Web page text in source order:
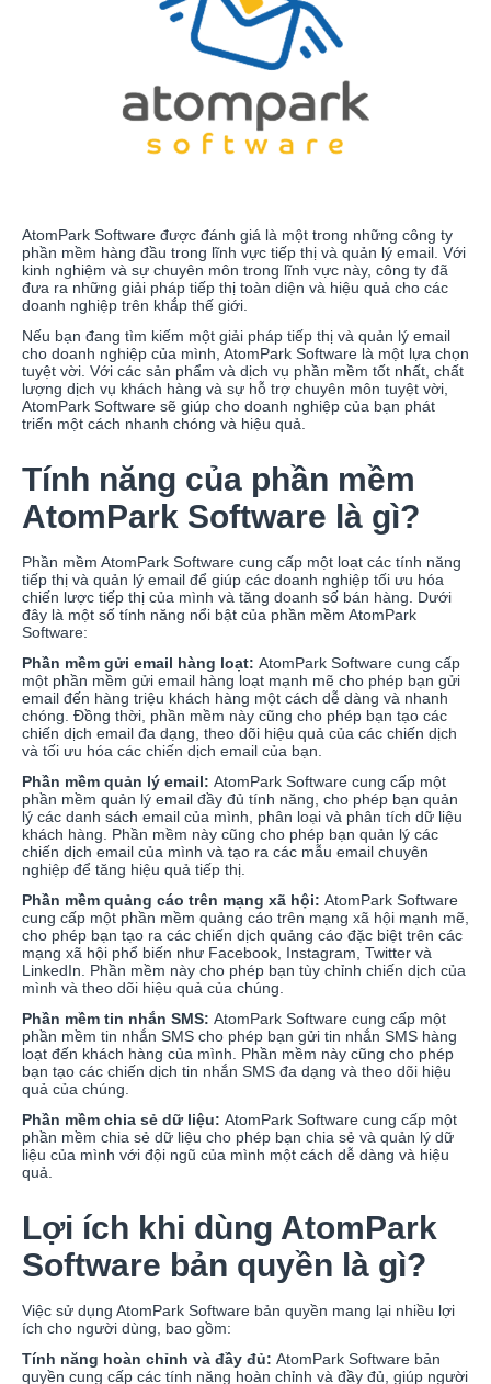
AtomPark Software được đánh giá là một trong những công ty
phần mềm hàng đầu trong lĩnh vực tiếp thị và quản lý email. Với
kinh nghiệm và sự chuyên môn trong lĩnh vực này, công ty đã
đưa ra những giải pháp tiếp thị toàn diện và hiệu quả cho các
doanh nghiệp trên khắp thế giới.
Nếu bạn đang tìm kiếm một giải pháp tiếp thị và quản lý email
cho doanh nghiệp của mình, AtomPark Software là một lựa chọn
tuyệt vời. Với các sản phẩm và dịch vụ phần mềm tốt nhất, chất
lượng dịch vụ khách hàng và sự hỗ trợ chuyên môn tuyệt vời,
AtomPark Software sẽ giúp cho doanh nghiệp của bạn phát
triển một cách nhanh chóng và hiệu quả.
Tính năng của phần mềm
AtomPark Software là gì?
Phần mềm AtomPark Software cung cấp một loạt các tính năng
tiếp thị và quản lý email để giúp các doanh nghiệp tối ưu hóa
chiến lược tiếp thị của mình và tăng doanh số bán hàng. Dưới
đây là một số tính năng nổi bật của phần mềm AtomPark
Software:
Phần mềm gửi email hàng loạt: AtomPark Software cung cấp
một phần mềm gửi email hàng loạt mạnh mẽ cho phép bạn gửi
email đến hàng triệu khách hàng một cách dễ dàng và nhanh
chóng. Đồng thời, phần mềm này cũng cho phép bạn tạo các
chiến dịch email đa dạng, theo dõi hiệu quả của các chiến dịch
và tối ưu hóa các chiến dịch email của bạn.
Phần mềm quản lý email: AtomPark Software cung cấp một
phần mềm quản lý email đầy đủ tính năng, cho phép bạn quản
lý các danh sách email của mình, phân loại và phân tích dữ liệu
khách hàng. Phần mềm này cũng cho phép bạn quản lý các
chiến dịch email của mình và tạo ra các mẫu email chuyên
nghiệp để tăng hiệu quả tiếp thị.
Phần mềm quảng cáo trên mạng xã hội: AtomPark Software
cung cấp một phần mềm quảng cáo trên mạng xã hội mạnh mẽ,
cho phép bạn tạo ra các chiến dịch quảng cáo đặc biệt trên các
mạng xã hội phổ biến như Facebook, Instagram, Twitter và
LinkedIn. Phần mềm này cho phép bạn tùy chỉnh chiến dịch của
mình và theo dõi hiệu quả của chúng.
Phần mềm tin nhắn SMS: AtomPark Software cung cấp một
phần mềm tin nhắn SMS cho phép bạn gửi tin nhắn SMS hàng
loạt đến khách hàng của mình. Phần mềm này cũng cho phép
bạn tạo các chiến dịch tin nhắn SMS đa dạng và theo dõi hiệu
quả của chúng.
Phần mềm chia sẻ dữ liệu: AtomPark Software cung cấp một
phần mềm chia sẻ dữ liệu cho phép bạn chia sẻ và quản lý dữ
liệu của mình với đội ngũ của mình một cách dễ dàng và hiệu
quả.
Lợi ích khi dùng AtomPark
Software bản quyền là gì?
Việc sử dụng AtomPark Software bản quyền mang lại nhiều lợi
ích cho người dùng, bao gồm:
Tính năng hoàn chỉnh và đầy đủ: AtomPark Software bản
quyền cung cấp các tính năng hoàn chỉnh và đầy đủ, giúp người